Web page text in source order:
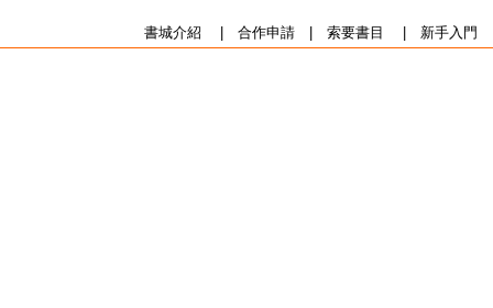
書城介紹 合作申請| 索要書目 新手入門